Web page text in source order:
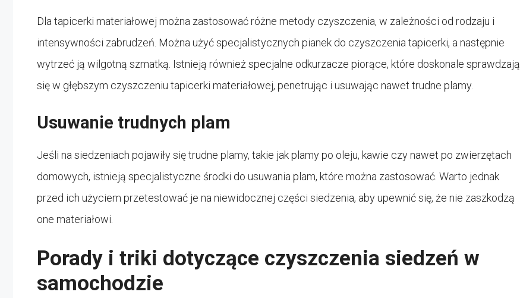
Dla tapicerki materiałowej można zastosować różne metody czyszczenia, w zależności od rodzaju i
intensywności zabrudzeń. Można użyć specjalistycznych pianek do czyszczenia tapicerki, a następnie
wytrzeć ją wilgotną szmatką. Istnieją również specjalne odkurzacze piorące, które doskonale sprawdzają
się w głębszym czyszczeniu tapicerki materiałowej, penetrując i usuwając nawet trudne plamy.
Usuwanie trudnych plam
Jeśli na siedzeniach pojawiły się trudne plamy, takie jak plamy po oleju, kawie czy nawet po zwierzętach
domowych, istnieją specjalistyczne środki do usuwania plam, które można zastosować. Warto jednak
przed ich użyciem przetestować je na niewidocznej części siedzenia, aby upewnić się, że nie zaszkodzą
one materiałowi.
Porady i triki dotyczące czyszczenia siedzeń w
samochodzie